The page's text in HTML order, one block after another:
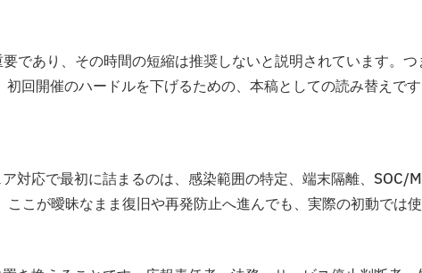
であり、その時間の短縮は推奨しないと説明されています。つ
回開催のハードルを下げるための、本稿としての読み替えで
対応で最初に詰まるのは、感染範囲の特定、端末隔離、SOC/
こが曖昧なまま復旧や再発防止へ進んでも、実際の初動では